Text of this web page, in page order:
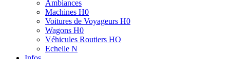
Ambiances
Machines H0
Voitures de Voyageurs H0
Wagons H0
Véhicules Routiers HO
Echelle N